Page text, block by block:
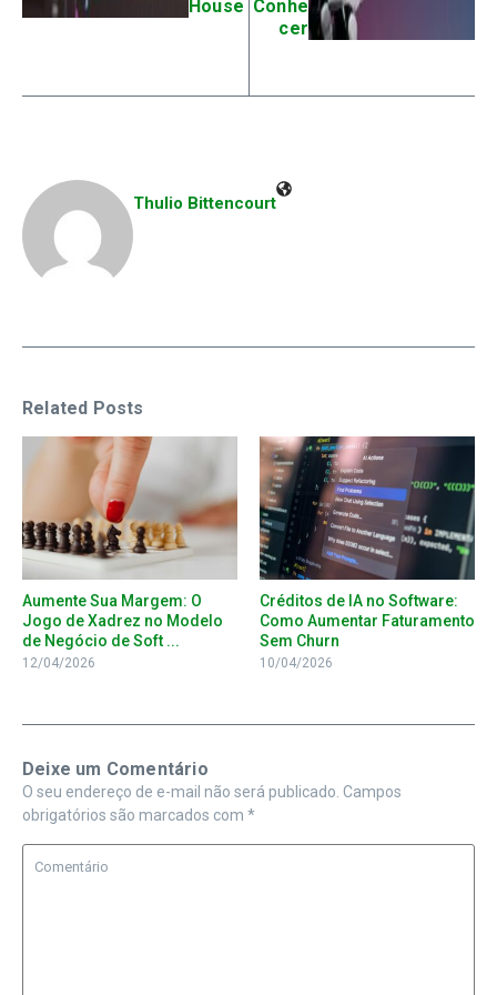
House Conhe
cer
Thulio Bittencourt
Related Posts
Aumente Sua Margem: O
Jogo de Xadrez no Modelo
de Negócio de Soft ...
12/04/2026
Créditos de IA no Software:
Como Aumentar Faturamento
Sem Churn
10/04/2026
Deixe um Comentário
O seu endereço de e-mail não será publicado. Campos
obrigatórios são marcados com *